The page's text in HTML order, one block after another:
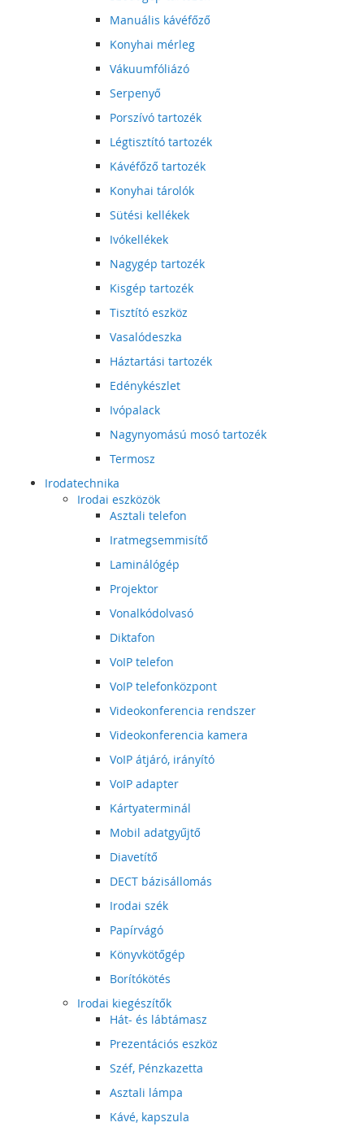
Manuális kávéfőző
Konyhai mérleg
Vákuumfóliázó
Serpenyő
Porszívó tartozék
Légtisztító tartozék
Kávéfőző tartozék
Konyhai tárolók
Sütési kellékek
Ivókellékek
Nagygép tartozék
Kisgép tartozék
Tisztító eszköz
Vasalódeszka
Háztartási tartozék
Edénykészlet
Ivópalack
Nagynyomású mosó tartozék
Termosz
Irodatechnika
Irodai eszközök
Asztali telefon
Iratmegsemmisítő
Laminálógép
Projektor
Vonalkódolvasó
Diktafon
VoIP telefon
VoIP telefonközpont
Videokonferencia rendszer
Videokonferencia kamera
VoIP átjáró, irányító
VoIP adapter
Kártyaterminál
Mobil adatgyűjtő
Diavetítő
DECT bázisállomás
Irodai szék
Papírvágó
Könyvkötőgép
Borítókötés
Irodai kiegészítők
Hát- és lábtámasz
Prezentációs eszköz
Széf, Pénzkazetta
Asztali lámpa
Kávé, kapszula